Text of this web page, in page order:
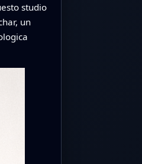
studio
un